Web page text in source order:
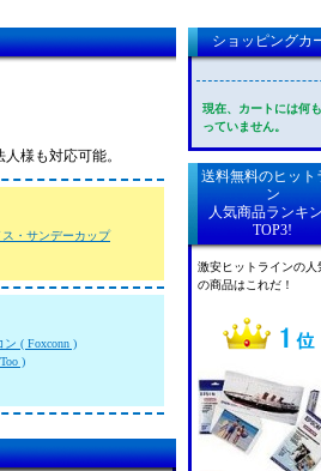
様も対応可能。
ス・サンデーカップ
ン ( Foxconn )
)
ショッピングカ
現在、カートには何
っていません。
送料無料のヒット
ン
人気商品ランキ
TOP3!
激安ヒットラインの人
の商品はこれだ！